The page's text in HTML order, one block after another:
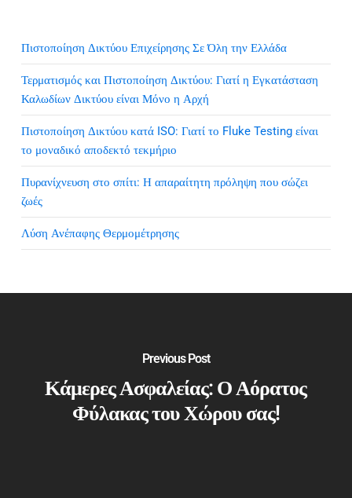
Πιστοποίηση Δικτύου Επιχείρησης Σε Όλη την Ελλάδα
Τερματισμός και Πιστοποίηση Δικτύου: Γιατί η Εγκατάσταση
Καλωδίων Δικτύου είναι Μόνο η Αρχή
Πιστοποίηση Δικτύου κατά ISO: Γιατί το Fluke Testing είναι
το μοναδικό αποδεκτό τεκμήριο
Πυρανίχνευση στο σπίτι: Η απαραίτητη πρόληψη που σώζει
ζωές
Λύση Ανέπαφης Θερμομέτρησης
Previous Post
Κάμερες Ασφαλείας: Ο Αόρατος
Φύλακας του Χώρου σας!